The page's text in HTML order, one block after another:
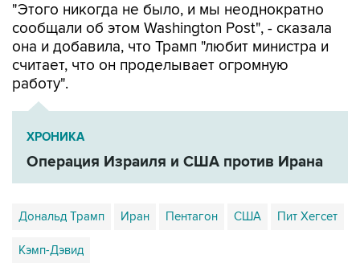
"Этого никогда не было, и мы неоднократно
сообщали об этом Washington Post", - сказала
она и добавила, что Трамп "любит министра и
считает, что он проделывает огромную
работу".
ХРОНИКА
Операция Израиля и США против Ирана
Дональд Трамп Иран Пентагон США Пит Хегсет
Кэмп-Дэвид